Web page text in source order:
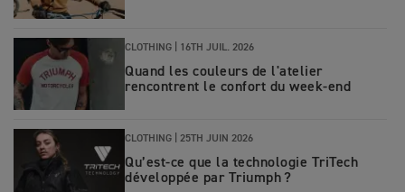
CLOTHING | 16TH JUIL. 2026
Quand les couleurs de l'atelier
rencontrent le confort du week-end
CLOTHING 25TH JUIN 2026
Qu’est‑ce que la technologie TriTech
développée par Triumph ?